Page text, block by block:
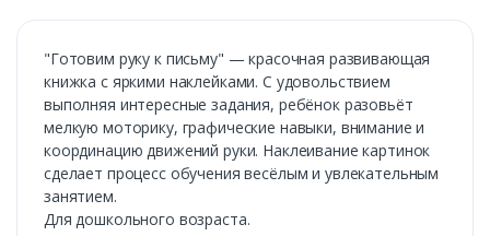
"Готовим руку к письму" — красочная развивающая
книжка с яркими наклейками. С удовольствием
выполняя интересные задания, ребёнок разовьёт
мелкую моторику, графические навыки, внимание и
координацию движений руки. Наклеивание картинок
сделает процесс обучения весёлым и увлекательным
занятием.
Для дошкольного возраста.